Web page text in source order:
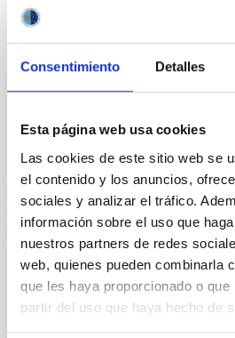
Consentimiento Detalles
Esta página web usa cookies
Las cookies de este sitio web se
el contenido y los anuncios,
sociales y analizar el tráfico.
información sobre el uso que
nuestros partners de redes
web, quienes pueden combinarla
que les haya proporcionado o que
partir del uso que haya hecho de
que los experimentos de campo
Fecha en vigor 01/02/2017
Adenda al Convenio de
el IAC, Fundación
La Caixa para el programa
Becas de Doctorado